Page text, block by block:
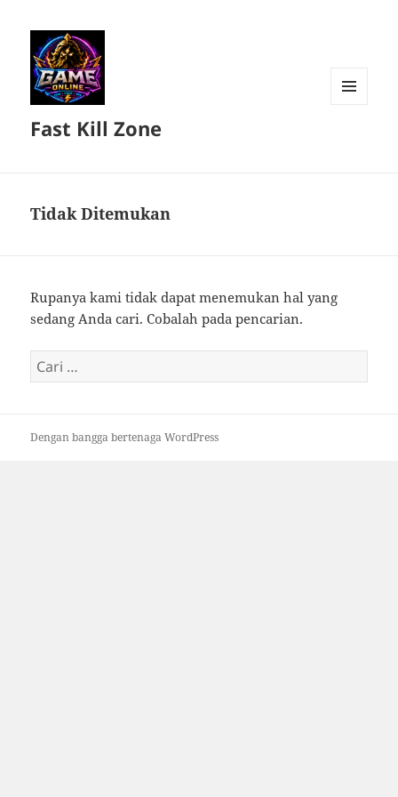
Fast Kill Zone
Tidak Ditemukan
Rupanya kami tidak dapat menemukan hal yang
sedang Anda cari. Cobalah pada pencarian.
Cari
untuk:
Dengan bangga bertenaga WordPress